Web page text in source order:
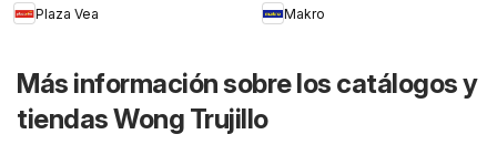
Plaza Vea
Makro
Más información sobre los catálogos y
tiendas Wong Trujillo